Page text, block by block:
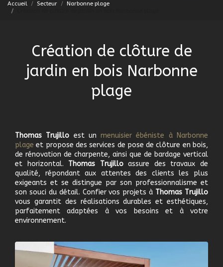
Accueil Secteur
Narbonne plage
Création de clôture de
jardin en bois Narbonne
plage
Thomas Trujillo est unmenuisier ébéniste à Narbonne
plage et propose des services de pose de clôture en bois,
de rénovation de charpente, ainsi que de bardage vertical
et horizontal. Thomas Trujilloassure des travaux de
qualité, répondant aux attentes des clients les plus
exigeants et se distingue par son professionnalisme et
son souci du détail. Confier vos projets à Thomas Trujillo
vous garantit des réalisations durables et esthétiques,
parfaitement adaptées à vos besoins et à votre
environnement.